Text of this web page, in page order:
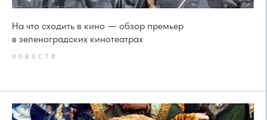
На что сходить в кино — обзор премьер
в зеленоградских кинотеатрах
НОВОСТИ